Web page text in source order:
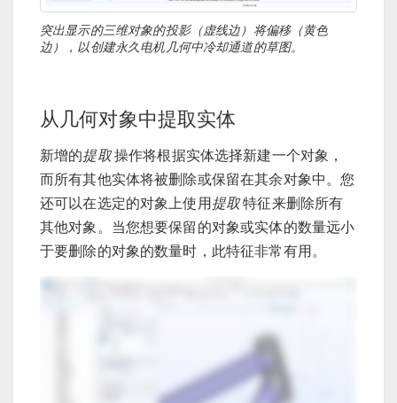
突出显示的三维对象的投影（虚线边）将偏移（黄色
边），以创建永久电机几何中冷却通道的草图。
从几何对象中提取实体
新增的提取操作将根据实体选择新建一个对象，
而所有其他实体将被删除或保留在其余对象中。您
还可以在选定的对象上使用提取特征来删除所有
其他对象。当您想要保留的对象或实体的数量远小
于要删除的对象的数量时，此特征非常有用。